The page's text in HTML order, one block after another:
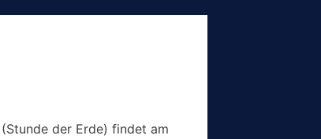
der Erde) findet am